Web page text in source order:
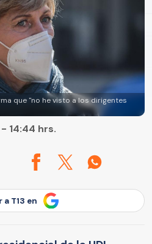
que "no he visto a los dirigentes
14:44 hrs.
a T13 en